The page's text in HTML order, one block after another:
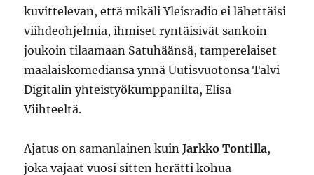
kuvittelevan, että mikäli Yleisradio ei lähettäisi
viihdeohjelmia, ihmiset ryntäisivät sankoin
joukoin tilaamaan Satuhäänsä, tamperelaiset
maalaiskomediansa ynnä Uutisvuotonsa Talvi
Digitalin yhteistyökumppanilta, Elisa
Viihteeltä.
Ajatus on samanlainen kuinJarkko Tontilla,
joka vajaat vuosi sitten herätti kohua